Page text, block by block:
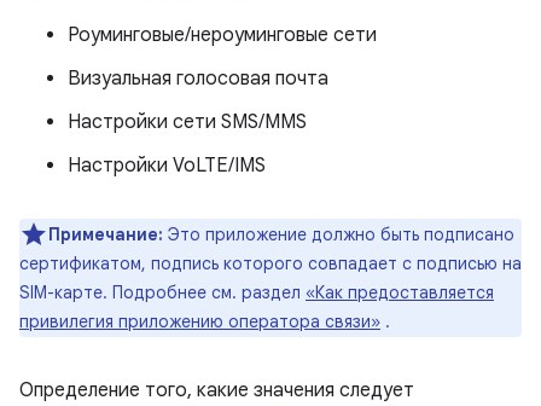
Роуминговые/нероуминговые сети
Визуальная голосовая почта
Настройки сети SMS/MMS
Настройки VoLTE/IMS
Примечание: Это приложение должно быть подписано
сертификатом, подпись которого совпадает с подписью на
SIM-карте. Подробнее см. раздел «Как предоставляется
привилегия приложению оператора связи» .
Определение того, какие значения следует